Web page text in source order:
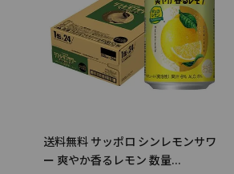
送料無料 サッポロ シンレモンサワ
ー 爽やか香るレモン 数量...